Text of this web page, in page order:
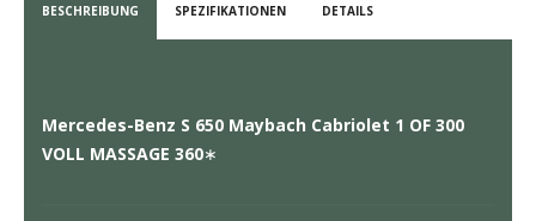
BESCHREIBUNG SPEZIFIKATIONEN DETAILS
Mercedes-Benz S 650 Maybach Cabriolet 1 OF 300
VOLL MASSAGE 360∗